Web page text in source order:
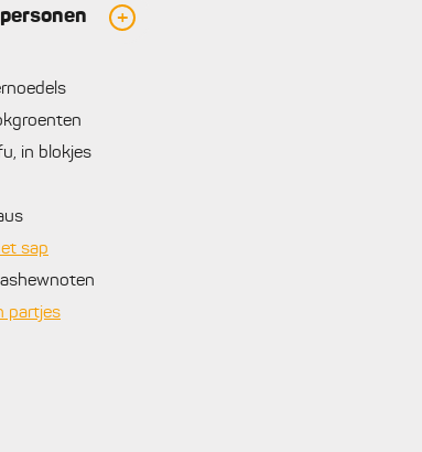
personen +
in blokjes
sap
partjes